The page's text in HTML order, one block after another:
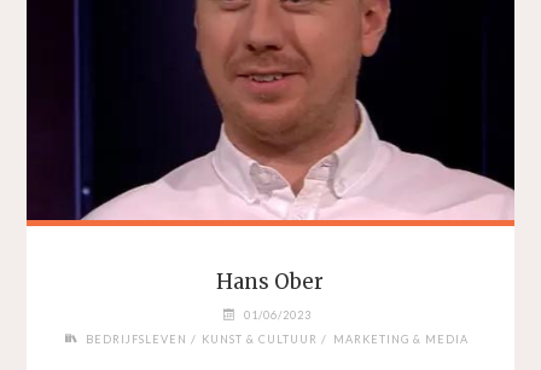
Hans Ober
01/06/2023
BEDRIJFSLEVEN / KUNST & CULTUUR / MARKETING & MEDIA